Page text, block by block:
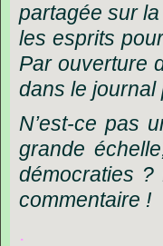
partagée sur
les esprits
Par ouverture
dans le journal
N’est-ce pas
grande
démocraties
commentaire !
.